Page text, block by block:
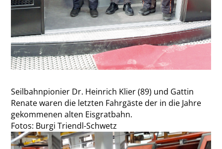
Seilbahnpionier Dr. Heinrich Klier (89) und Gattin
Renate waren die letzten Fahrgäste der in die Jahre
gekommenen alten Eisgratbahn.
Fotos: Burgi Triendl-Schwetz